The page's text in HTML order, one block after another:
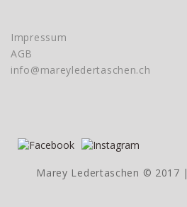
Impressum
AGB
info@mareyledertaschen.ch
Marey Ledertaschen © 2017 |